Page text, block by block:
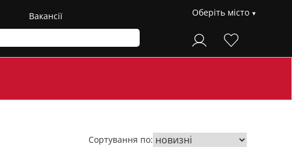
Вакансії Оберіть місто
Сортування по: